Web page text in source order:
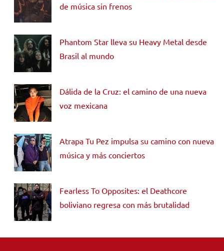
de música sin frenos
Phantom Star lleva su Heavy Metal desde
Brasil al mundo
Dálida de la Cruz: el camino de una nueva
voz mexicana
Atrapa Tu Pez impulsa su camino con nueva
música y más conciertos
Fearless To Opposites: el Deathcore
boliviano regresa con más brutalidad